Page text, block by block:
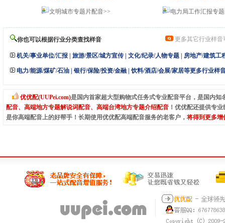
文明城市专题片配音>> 电力局工作汇报专
你也可以根据行业分类查找样音 更多其它行业样音
机关/事业单位/汇报 旅游/景区/城方宣传 文化/纪录/人物专题 房地产/建筑工
电力/能源/煤矿/石油 银行/保险/投资/金融 饮料/酒店/会展/家居等更多行业样
优优配(UUPei.com)是国内首家超大型购物式任务式专业配音平台，是国内知
配音、高端地方专题解说词配音、高端台湾地方专题介绍配音 ！优优配还提供专
是你高端配音上的好帮手！长期使用优优配高端配音服务的老客户， 将得到更多增